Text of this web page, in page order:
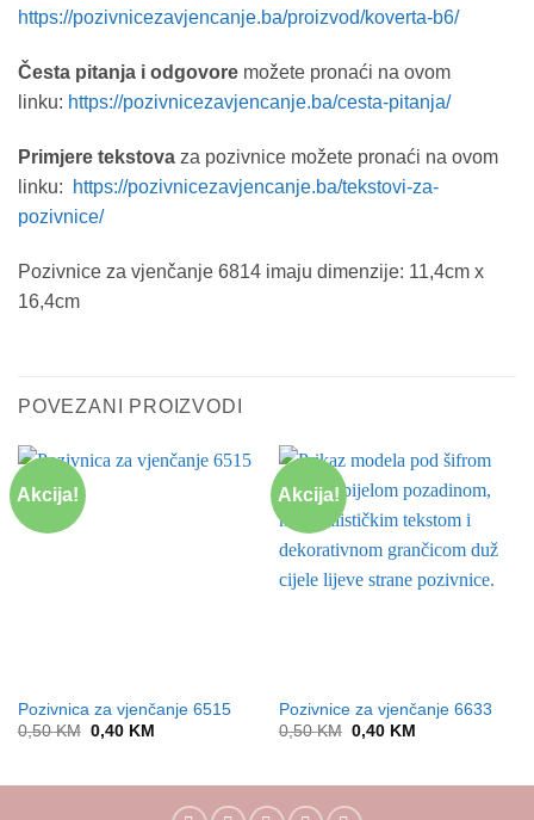
https://pozivnicezavjencanje.ba/proizvod/koverta-b6/
Česta pitanja i odgovore možete pronaći na ovom
linku: https://pozivnicezavjencanje.ba/cesta-pitanja/
Primjere tekstova za pozivnice možete pronaći na ovom
linku:
https://pozivnicezavjencanje.ba/tekstovi-za-
pozivnice/
Pozivnice za vjenčanje 6814 imaju dimenzije: 11,4cm x
16,4cm
POVEZANI PROIZVODI
Akcija!
Pozivnica za vjenčanje 6515
0,50KM Original
0,40 KMCurrent
Akcija!
Pozivnice za vjenčanje 6633
0,50KM Original
0,40 KMCurrent